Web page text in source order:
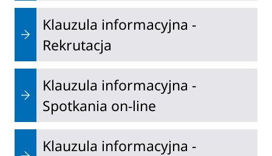
Klauzula informacyjna -
Rekrutacja
Klauzula informacyjna -
Spotkania on-line
Klauzula informacyjna -